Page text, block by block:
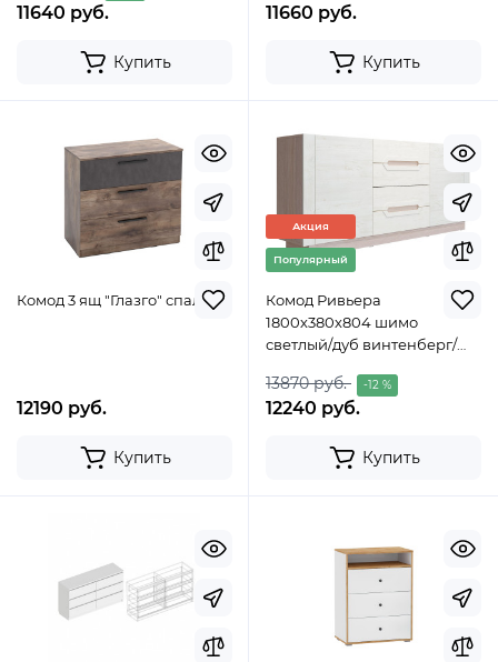
11640 руб.
Купить
11660 руб.
Купить
Комод 3 ящ "Глазго" спальня
12190 руб.
Купить
Акция
Популярный
Комод Ривьера
1800х380х804 шимо
светлый/дуб винтенберг/
13870 руб. -12 %
12240 руб.
Купить